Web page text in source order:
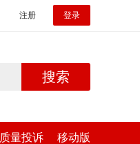
注册 登录
搜索
质量投诉 移动版